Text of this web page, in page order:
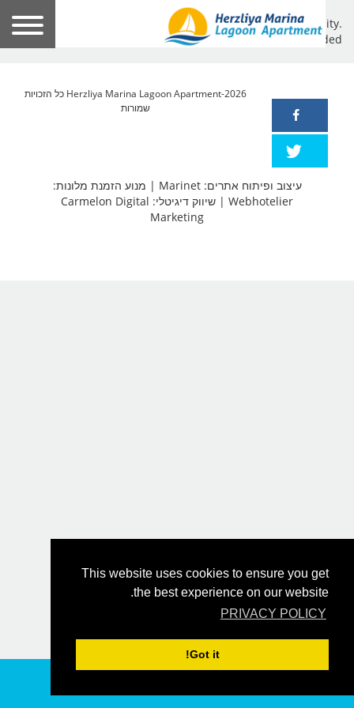
This website uses cookies to ensure you get
the best experience on our website.
PRIVACY POLICY
Got it!
Awesome location, superb service, first-class hospitality.
Highly recommended!
Herzliya Marina Lagoon Apartment-2026 כל הזכויות
שמורות
עיצוב ופיתוח אתרים: Marinet | מנוע הזמנת מלונות:
Webhotelier
|
שיווק דיגיטלי: Carmelon Digital
Marketing